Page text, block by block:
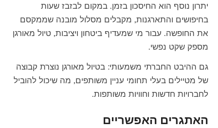
יתרון נוסף הוא החיסכון בזמן. במקום לבזבז שעות
בחיפושים והתארגנות, מקבלים מסלול מובנה שממקסם
את החופשה. עבור מי שמעדיף ביטחון ויציבות, טיול מאורגן
מספק שקט נפשי.
גם ההיבט החברתי משמעותי: בטיול מאורגן נוצרת קבוצה
של מטיילים בעלי תחומי עניין משותפים, מה שיכול להוביל
לחברויות חדשות וחוויות משותפות.
האתגרים האפשריים